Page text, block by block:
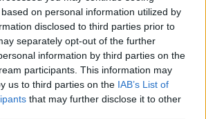
on personal information utilized by
disclosed to third parties prior to
separately opt-out of the further
information by third parties on the
participants. This information may
us to third parties on the IAB’s List of
that may further disclose it to other